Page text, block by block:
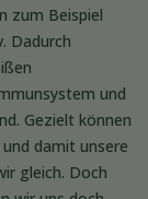
zum Beispiel
Dadurch
und
Gezielt können
damit unsere
gleich. Doch